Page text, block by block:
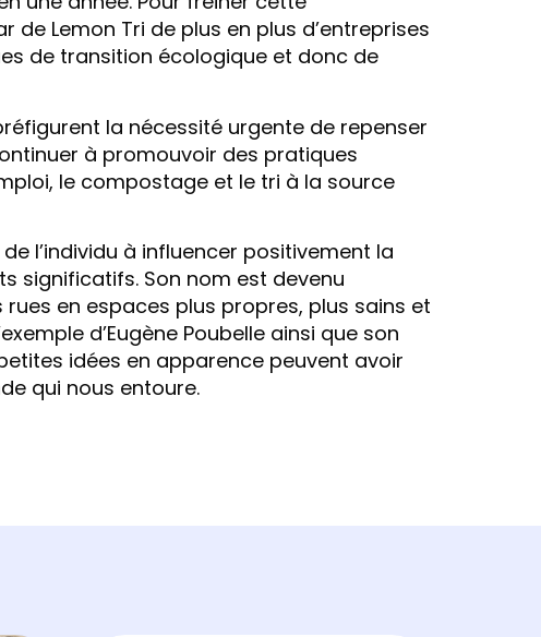
de Lemon Tri de plus en plus d’entreprises
de transition écologique et donc de
la nécessité urgente de repenser
à promouvoir des pratiques
le compostage et le tri à la source
l’individu à influencer positivement la
significatifs. Son nom est devenu
en espaces plus propres, plus sains et
d’Eugène Poubelle ainsi que son
idées en apparence peuvent avoir
qui nous entoure.